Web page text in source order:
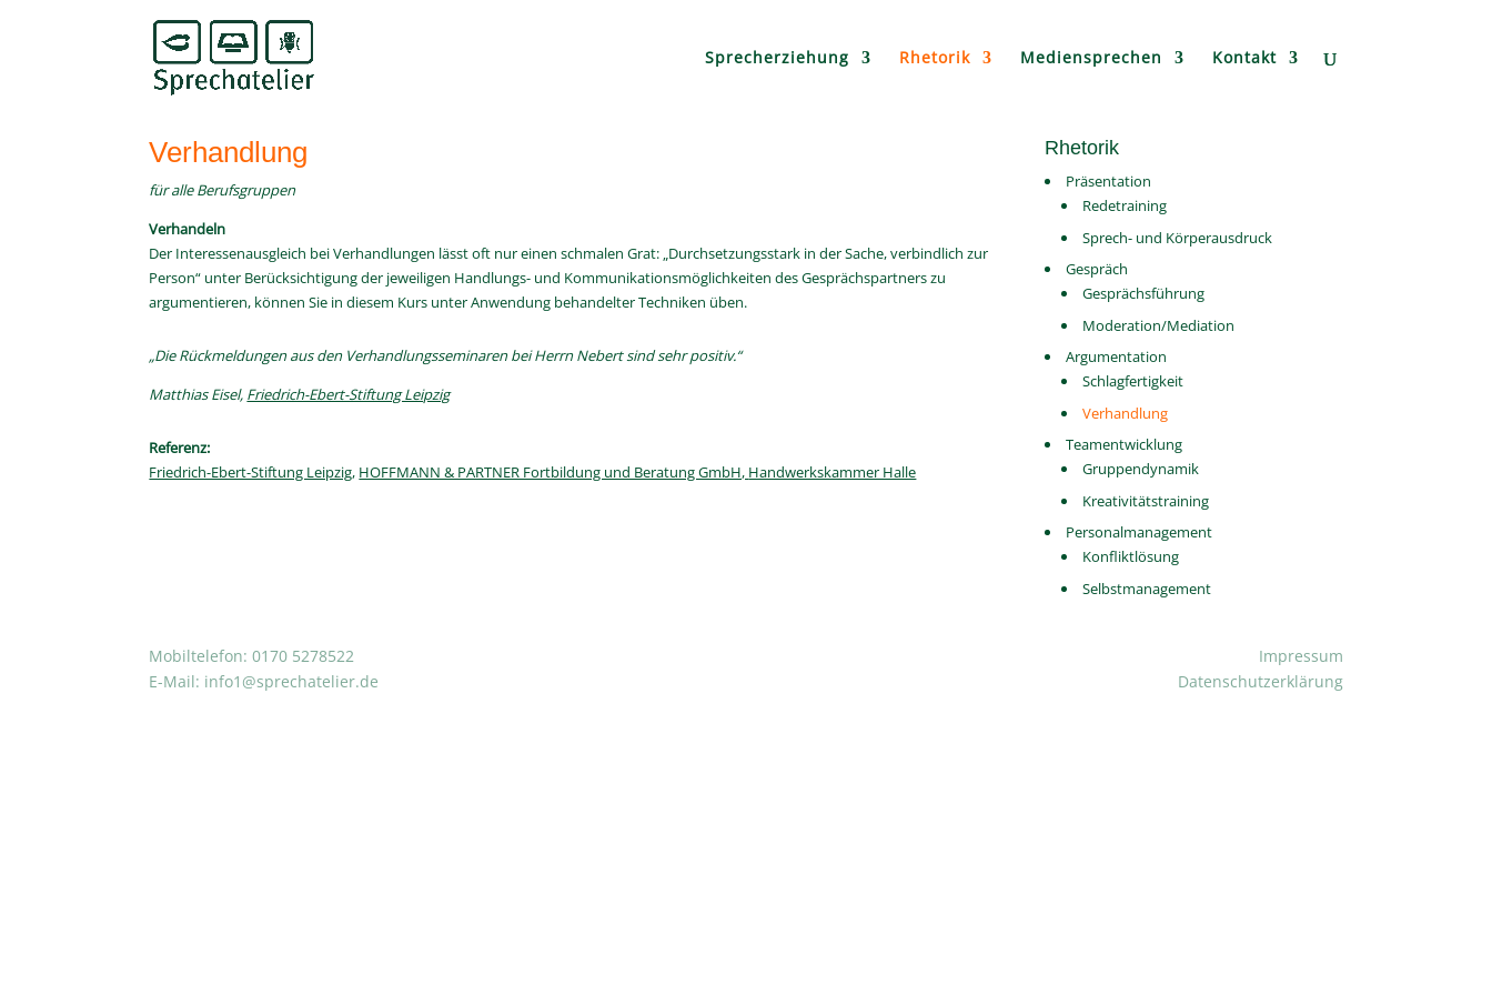
Sprecherziehung Rhetorik Mediensprechen Kontakt
Verhandlung
für alle Berufsgruppen
Verhandeln
Der Interessenausgleich bei Verhandlungen lässt oft nur einen schmalen Grat: „Durchsetzungsstark in der Sache, verbindlich zur
Person“ unter Berücksichtigung der jeweiligen Handlungs- und Kommunikationsmöglichkeiten des Gesprächspartners zu
argumentieren, können Sie in diesem Kurs unter Anwendung behandelter Techniken üben.
„Die Rückmeldungen aus den Verhandlungsseminaren bei Herrn Nebert sind sehr positiv.“
Matthias Eisel, Friedrich-Ebert-Stiftung Leipzig
Referenz:
Friedrich-Ebert-Stiftung Leipzig, HOFFMANN & PARTNER Fortbildung und Beratung GmbH, Handwerkskammer Halle
Rhetorik
Präsentation
Redetraining
Sprech- und Körperausdruck
Gespräch
Gesprächsführung
Moderation/Mediation
Argumentation
Schlagfertigkeit
Verhandlung
Teamentwicklung
Gruppendynamik
Kreativitätstraining
Personalmanagement
Konfliktlösung
Selbstmanagement
Mobiltelefon: 0170 5278522
E-Mail: info1@sprechatelier.de
Impressum
Datenschutzerklärung